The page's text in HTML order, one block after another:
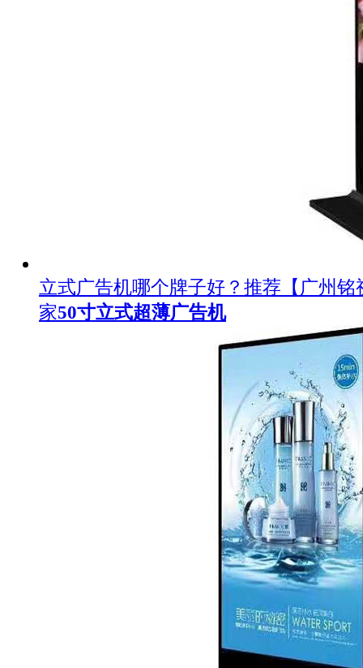
立式广告机哪个牌子好？推荐【广州铭
家50寸立式超薄广告机